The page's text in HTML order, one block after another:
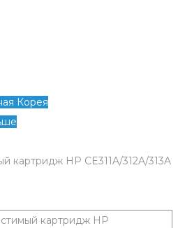
Корея
картридж HP CE311A/312A/313A
картридж HP